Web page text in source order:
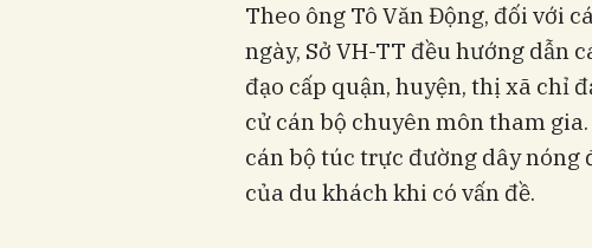
Theo ông Tô Văn Động, đối với
ngày, Sở VH-TT đều hướng dẫn
đạo cấp quận, huyện, thị xã chỉ
cử cán bộ chuyên môn tham
cán bộ túc trực đường dây
của du khách khi có vấn đề.